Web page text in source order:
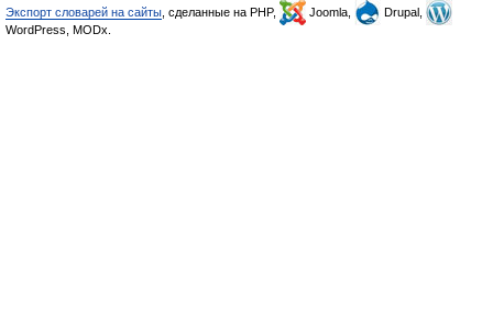
Экспорт словарей на сайты , сделанные на PHP, Joomla,
Drupal,
WordPress, MODx.